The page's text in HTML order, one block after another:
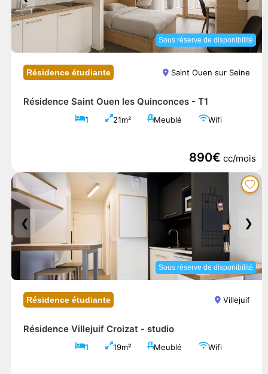
Sous réserve de disponibilité
Résidence étudiante Saint Ouen sur Seine
Résidence Saint Ouen les Quinconces - T1
1 21m² Meublé Wifi
890€ cc/mois
❮ ❯
Sous réserve de disponibilité
Résidence étudiante Villejuif
Résidence Villejuif Croizat - studio
1 19m² Meublé Wifi